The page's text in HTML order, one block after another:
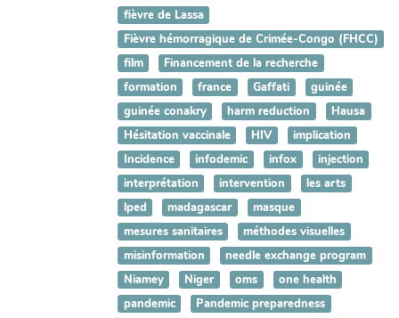
fièvre de Lassa
Fièvre hémorragique de Crimée-Congo (FHCC)
film
Financement de la recherche
formation
france Gaffati
guinée
guinée conakry
harm reduction
Hausa
Hésitation vaccinale
HIV
implication
Incidence
infodemic infox
injection
interprétation
intervention
les arts
lped
madagascar
masque
mesures sanitaires
méthodes visuelles
misinformation
needle exchange program
Niamey
Niger oms
one health
pandemic
Pandemic preparedness